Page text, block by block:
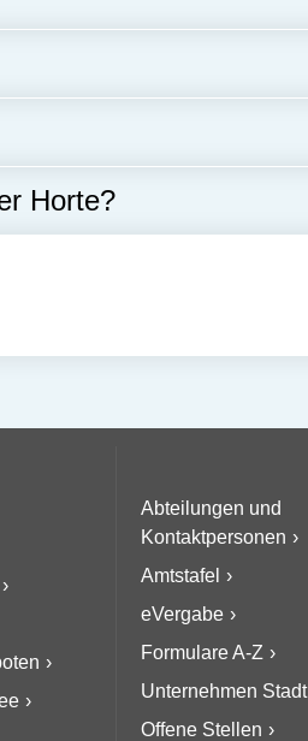
Horte?
Abteilungen und
Kontaktpersonen
Amtstafel
eVergabe
Formulare A-Z
Unternehmen Stadt
Offene Stellen